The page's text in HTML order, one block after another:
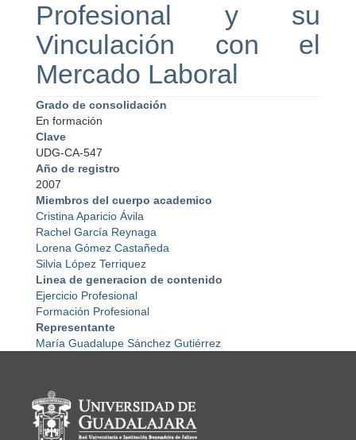
Profesional y su
Vinculación con el
Mercado Laboral
Grado de consolidación
En formación
Clave
UDG-CA-547
Año de registro
2007
Miembros del cuerpo academico
Cristina Aparicio Ávila
Rachel García Reynaga
Lorena Gómez Castañeda
Silvia López Terriquez
Linea de generacion de contenido
Ejercicio Profesional
Formación Profesional
Representante
María Guadalupe Sánchez Gutiérrez
Información del portal